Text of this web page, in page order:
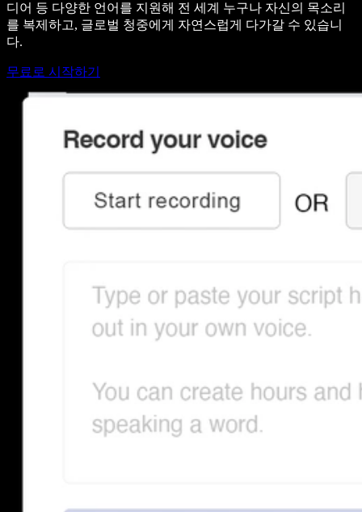
디어 등 다양한 언어를 지원해 전 세계 누구나 자신의 목소리
를 복제하고, 글로벌 청중에게 자연스럽게 다가갈 수 있습니
다.
무료로 시작하기